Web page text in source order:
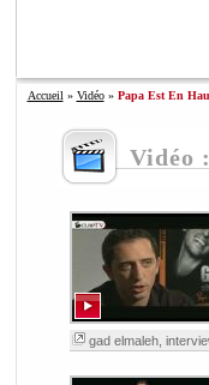
Accueil » Vidéo» Papa Est En
Vidéo
gad elmaleh,